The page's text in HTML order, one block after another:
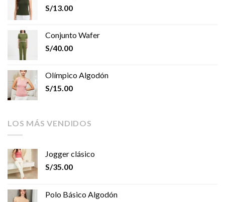
S/13.00
Conjunto Wafer
S/40.00
Olímpico Algodón
S/15.00
LOS MÁS VENDIDOS
Jogger clásico
S/35.00
Polo Básico Algodón